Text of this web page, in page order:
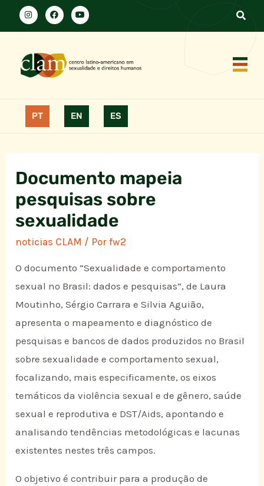
PT EN ES
Documento mapeia
pesquisas sobre
sexualidade
noticias CLAM / Porfw2
O documento “Sexualidade e comportamento
sexual no Brasil: dados e pesquisas”, de Laura
Moutinho, Sérgio Carrara e Silvia Aguião,
apresenta o mapeamento e diagnóstico de
pesquisas e bancos de dados produzidos no Brasil
sobre sexualidade e comportamento sexual,
focalizando, mais especificamente, os eixos
temáticos da violência sexual e de gênero, saúde
sexual e reprodutiva e DST/Aids, apontando e
analisando tendências metodológicas e lacunas
existentes nestes três campos.
O objetivo é contribuir para a produção de